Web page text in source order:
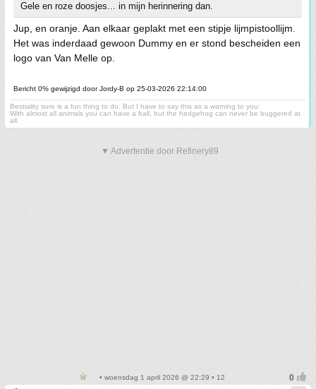
Gele en roze doosjes... in mijn herinnering dan.
Jup, en oranje. Aan elkaar geplakt met een stipje lijmpistoollijm.
Het was inderdaad gewoon Dummy en er stond bescheiden een
logo van Van Melle op.
Bericht 0% gewijzigd door Jordy-B op 25-03-2026 22:14:00
Bestiality sure is a fun thing to do. But I have to say this as a warning to you:
With almost all animals you can have a ball, but the hedgehog can never be buggered at
all.
▼ Advertentie door Refinery89
• woensdag 1 april 2026 @ 22:29 • 12